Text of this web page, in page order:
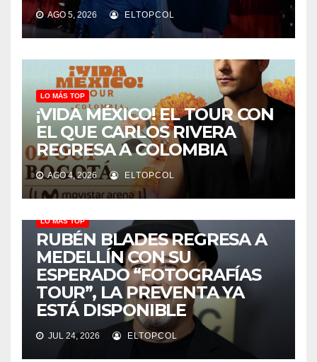
AGO 5, 2026 ELTOPCOL
LO MÁS TOP
¡VIDA MÉXICO! EL TOUR CON
EL QUE CARLOS RIVERA
REGRESA A COLOMBIA
AGO 4, 2026 ELTOPCOL
LO MÁS TOP
RUBÉN BLADES REGRESA A
MEDELLÍN CON SU
ESPERADO “FOTOGRAFÍAS
TOUR”, LA PREVENTA YA
ESTÁ DISPONIBLE
JUL 24, 2026 ELTOPCOL